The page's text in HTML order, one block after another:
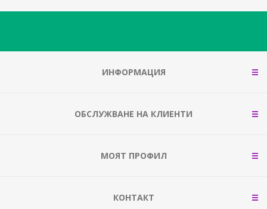
ИНФОРМАЦИЯ
ОБСЛУЖВАНЕ НА КЛИЕНТИ
МОЯТ ПРОФИЛ
КОНТАКТ